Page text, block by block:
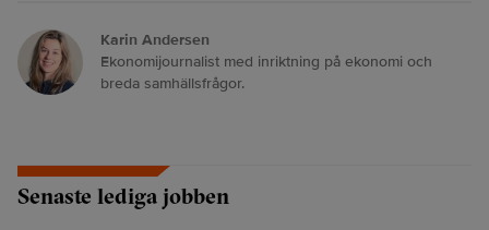
Karin Andersen
Ekonomijournalist med inriktning på ekonomi och
breda samhällsfrågor.
Senaste lediga jobben